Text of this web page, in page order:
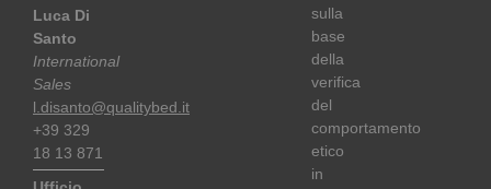
Luca Di
Santo
International
Sales
l.disanto@qualitybed.it
+39 329
18 13 871
sulla
base
della
verifica
del
comportamento
etico
in